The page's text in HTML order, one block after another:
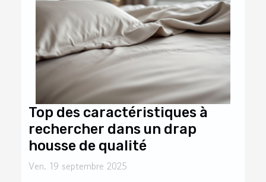
Top des caractéristiques à
rechercher dans un drap
housse de qualité
Ven. 19 septembre 2025